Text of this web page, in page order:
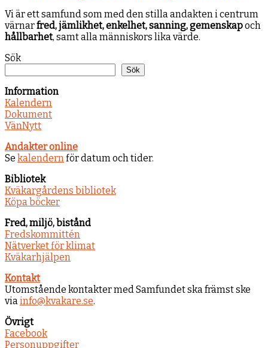
Vi är ett samfund som med den stilla andakten i centrum
värnarfred, jämlikhet, enkelhet, sanning, gemenskapoch
hållbarhet, samt alla människors lika värde.
Sök
Sök
Information
Kalendern
Dokument
VänNytt
Andakter online
Se kalendernför datum och tider.
Bibliotek
Kväkargårdens bibliotek
Köpa böcker
Fred, miljö, bistånd
Fredskommittén
Nätverket för klimat
Kväkarhjälpen
Kontakt
Utomstående kontakter med Samfundet ska främst ske
viainfo@kvakare.se.
Övrigt
Facebook
Personuppgifter